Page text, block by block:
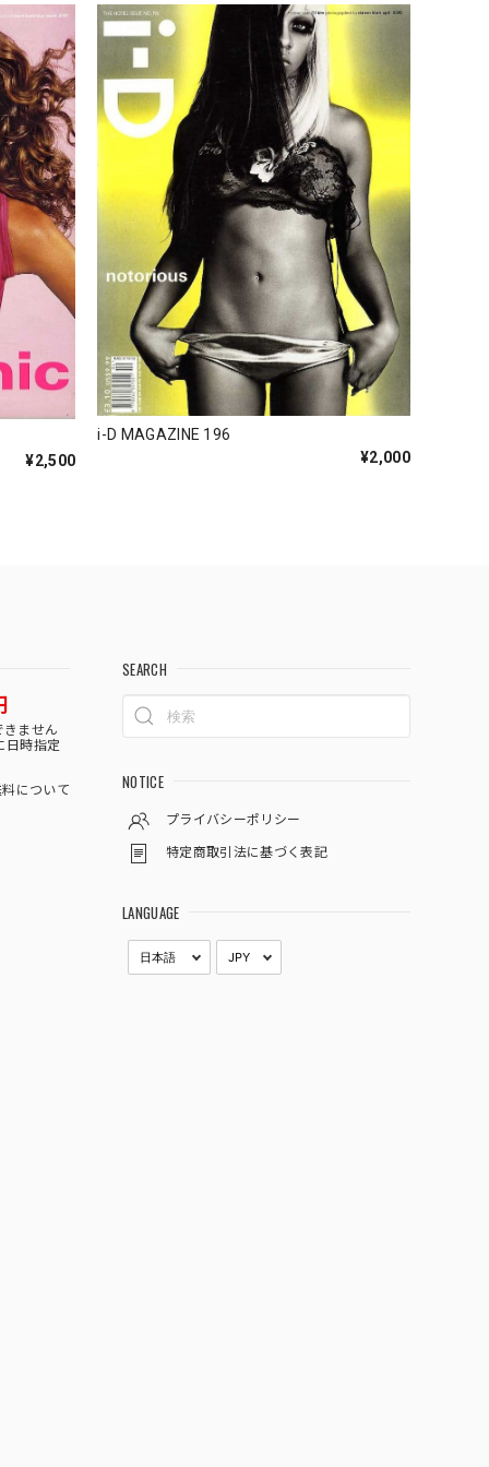
¥2,500
i-D MAGAZINE 196
¥2,000
きません
日時指定
について
SEARCH
NOTICE
プライバシーポリシー
特定商取引法に基づく表記
LANGUAGE